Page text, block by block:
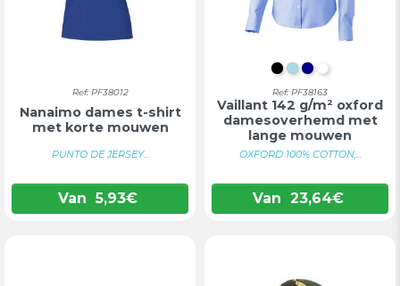
Ref: PF38012
Nanaimo dames t-shirt
met korte mouwen
PUNTO DE JERSEY...
Van 5,93€
INTENS ZWART
LICHTBLAUW
WIT
Ref: PF38163
Vaillant 142 g/m² oxford
damesoverhemd met
lange mouwen
OXFORD 100% COTTON,...
Van 23,64€